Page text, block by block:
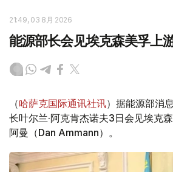
21:49, 03 8月 2026
能源部长会见埃克森美孚上
（哈萨克国际通讯社讯）据能源部消
长叶尔兰·阿克肯杰诺夫3日会见埃克
阿曼（Dan Ammann）。